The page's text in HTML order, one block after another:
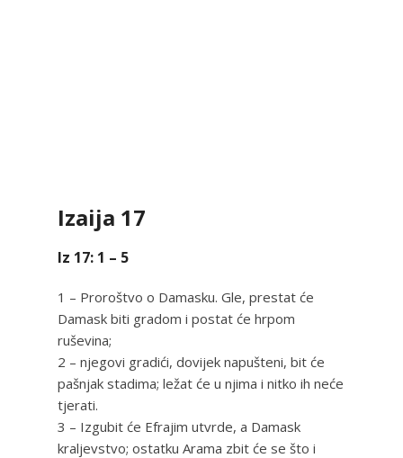
Izaija 17
Iz 17: 1 – 5
1 – Proroštvo o Damasku. Gle, prestat će
Damask biti gradom i postat će hrpom
ruševina;
2 – njegovi gradići, dovijek napušteni, bit će
pašnjak stadima; ležat će u njima i nitko ih neće
tjerati.
3 – Izgubit će Efrajim utvrde, a Damask
kraljevstvo; ostatku Arama zbit će se što i